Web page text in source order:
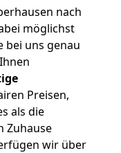
nach
möglichst
bei uns genau
Preisen,
als die
Zuhause
wir über